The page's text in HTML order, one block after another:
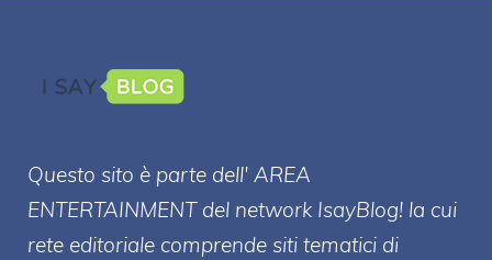
Questo sito è parte dell' AREA
ENTERTAINMENT del network IsayBlog! la cui
rete editoriale comprende siti tematici di